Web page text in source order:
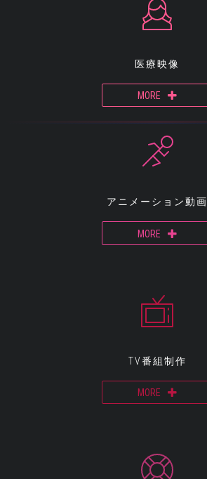
医療映像
MORE
アニメーション動画
MORE
TV番組制作
MORE